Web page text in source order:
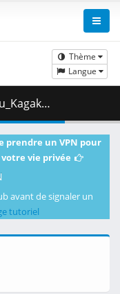
Thème
Langue
( 360.88 MB )
prendre un VPN pour
vie privée
avant de signaler un
tutoriel